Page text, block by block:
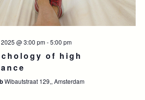
@ 3:00 pm-5:00 pm
of high
Wibautstraat 129,, Amsterdam